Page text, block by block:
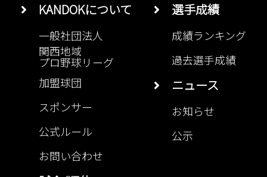
KANDOKについて
一般社団法人
関西地域
プロ野球リーグ
加盟球団
スポンサー
公式ルール
お問い合わせ
選手成績
成績ランキング
過去選手成績
ニュース
お知らせ
公示